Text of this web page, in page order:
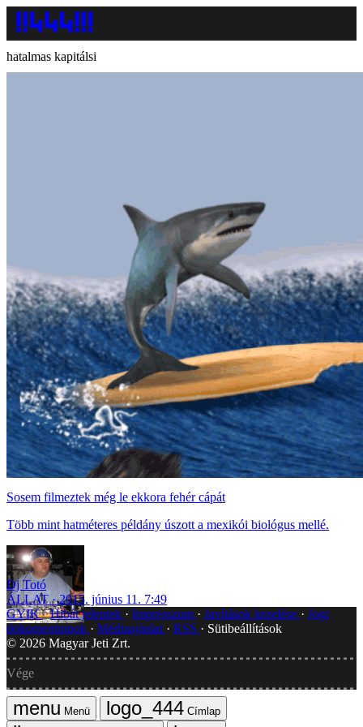
hatalmas kapitálsi
Sosem filmeztek még le ekkora fehér cápát
Több mint hatméteres példány úszott a mexikói biológus mellé.
Dj Totó
ÁLLAT
2015. június 11. 7:49
GYIK Hibát jelentek Impresszum Javítások kezelése
Jogi
dokumentumok
Médiaajánlat RSS
Sütibeállítások
© 2026 Magyar Jeti Zrt.
Vége
Menü Címlap